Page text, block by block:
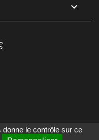

le contrôle sur ce